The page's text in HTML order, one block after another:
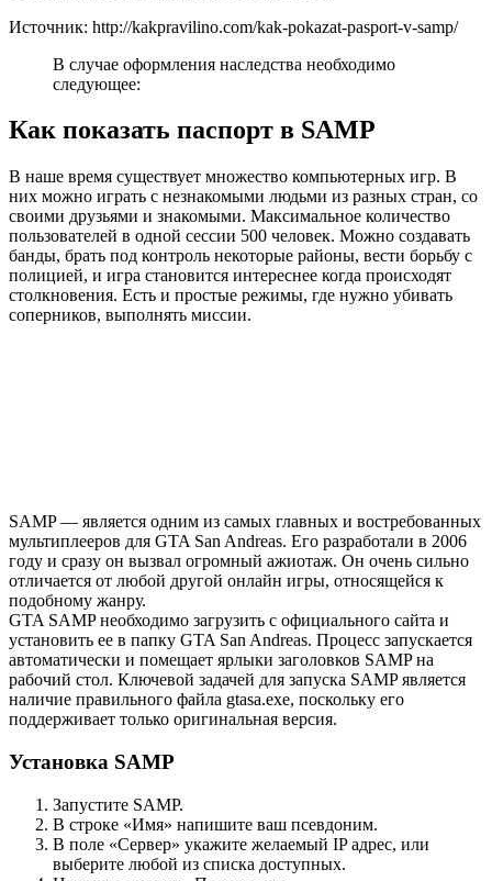
Источник: http://kakpravilino.com/kak-pokazat-pasport-v-samp/
В случае оформления наследства необходимо
следующее:
Как показать паспорт в SAMP
В наше время существует множество компьютерных игр. В
них можно играть с незнакомыми людьми из разных стран, со
своими друзьями и знакомыми. Максимальное количество
пользователей в одной сессии 500 человек. Можно создавать
банды, брать под контроль некоторые районы, вести борьбу с
полицией, и игра становится интереснее когда происходят
столкновения. Есть и простые режимы, где нужно убивать
соперников, выполнять миссии.
SAMP — является одним из самых главных и востребованных
мультиплееров для GTA San Andreas. Его разработали в 2006
году и сразу он вызвал огромный ажиотаж. Он очень сильно
отличается от любой другой онлайн игры, относящейся к
подобному жанру.
GTA SAMP необходимо загрузить с официального сайта и
установить ее в папку GTA San Andreas. Процесс запускается
автоматически и помещает ярлыки заголовков SAMP на
рабочий стол. Ключевой задачей для запуска SAMP является
наличие правильного файла gtasa.exe, поскольку его
поддерживает только оригинальная версия.
Установка SAMP
Запустите SAMP.
В строке «Имя» напишите ваш псевдоним.
В поле «Сервер» укажите желаемый IP адрес, или
выберите любой из списка доступных.